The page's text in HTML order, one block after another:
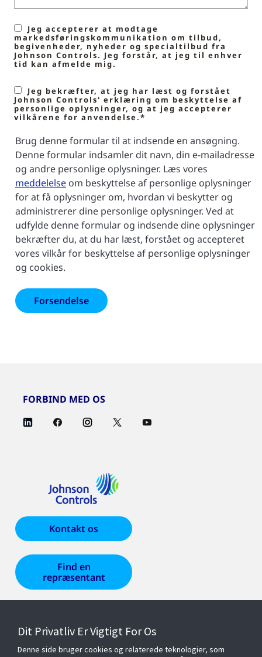
Jeg accepterer at modtage
markedsføringskommunikation om tilbud,
begivenheder, nyheder og specialtilbud fra
Johnson Controls. Jeg forstår, at jeg til enhver
tid kan afmelde mig.
Jeg bekræfter, at jeg har læst og forstået
Johnson Controls' erklæring om beskyttelse af
personlige oplysninger, og at jeg accepterer
vilkårene for anvendelse.*
Brug denne formular til at indsende en ansøgning.
Denne formular indsamler dit navn, din e-mailadresse
og andre personlige oplysninger. Læs vores
meddelelse om beskyttelse af personlige oplysninger
for at få oplysninger om, hvordan vi beskytter og
administrerer dine personlige oplysninger. Ved at
udfylde denne formular og indsende dine oplysninger
bekræfter du, at du har læst, forstået og accepteret
vores vilkår for beskyttelse af personlige oplysninger
og cookies.
FORBIND MED OS
Kontakt os
Find en
repræsentant
Dit Privatliv Er Vigtigt For Os
Denne side bruger cookies og relaterede teknologier, som